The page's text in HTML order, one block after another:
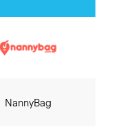
NannyBag